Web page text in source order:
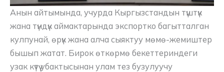
Анын айтымында, учурда Кыргызстандын түштүк
жана түндүк аймактарында экспортко багытталган
кулпунай, өрүк жана алча сыяктуу мөмө-жемиштер
бышып жатат. Бирок өткөрмө бекеттериндеги
узак күтүү убактысынан улам тез бузулуучу